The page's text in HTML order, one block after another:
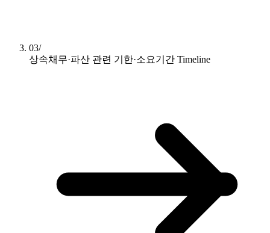
03/
상속채무·파산 관련 기한·소요기간 Timeline